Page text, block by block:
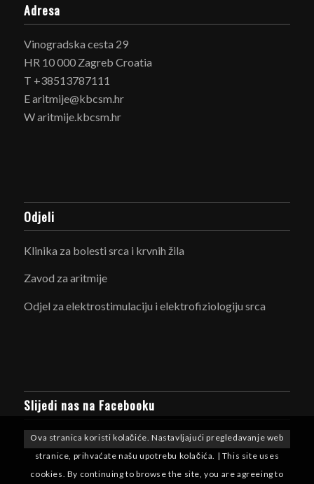
Adresa
Vinogradska cesta 29
HR 10 000 Zagreb Croatia
T +38513787111
E aritmije@kbcsm.hr
W aritmije.kbcsm.hr
Odjeli
Klinika za bolesti srca i krvnih žila
Zavod za aritmije
Odjel za elektrostimulaciju i elektrofiziologiju srca
Slijedi nas na Facebooku
Ova stranica koristi kolačiće. Nastavljajući pregledavanje web
stranice, prihvaćate našu upotrebu kolačića. | This site uses
cookies. By continuing to browse the site, you are agreeing to